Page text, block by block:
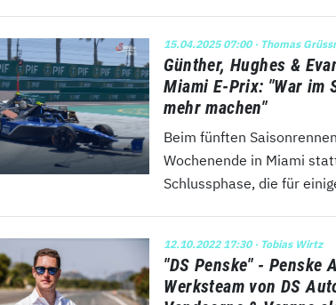
15.04.2025 07:00· Thomas
Günther, Hughes &
Miami E-Prix: "War im
mehr machen"
Beim fünften
Wochenende in Miami
Schlussphase, die für
12.10.2022 17:30· Tobias Wirtz
"DS Penske" - Penske
Werksteam von DS